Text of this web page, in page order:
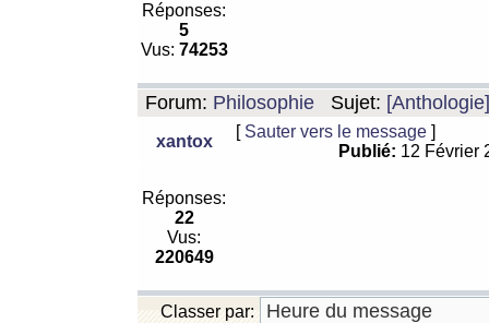
Réponses:
5
Vus: 74253
Forum: Philosophie Sujet:
xantox
[ Sauter vers le message ]
Publié: 12 Février
Réponses:
22
Vus:
220649
Classer par: